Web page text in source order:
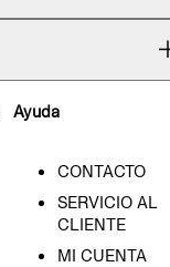
Ayuda
CONTACTO
SERVICIO AL
CLIENTE
MI CUENTA